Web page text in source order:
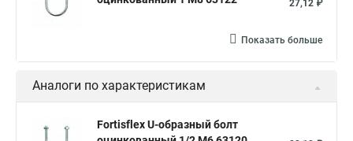
27,12 ₽
Показать больше
Аналоги по характеристикам
Fortisflex U-образный болт